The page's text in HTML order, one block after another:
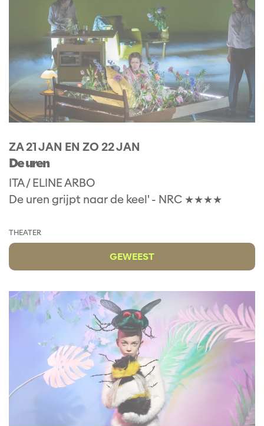
De uren
ITA / ELINE ARBO
ZA 21 JAN EN ZO 22 JAN
De uren grijpt naar de keel' - NRC ★★★★
THEATER
GEWEEST